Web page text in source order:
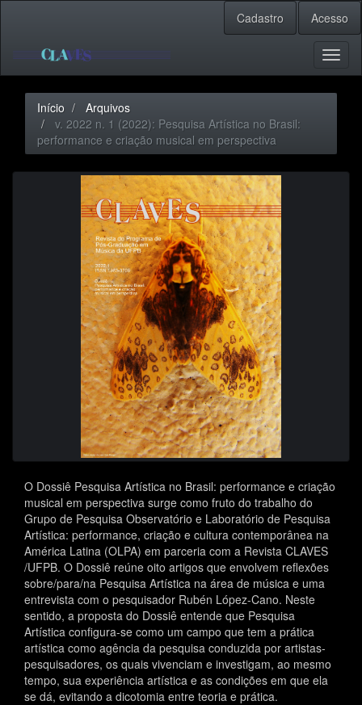
principal
Barra
Cadastro Acesso
Início
Arquivos
v. 2022 n. 1 (2022): Pesquisa Artística no Brasil:
performance e criação musical em perspectiva
O Dossiê Pesquisa Artística no Brasil: performance e criação
musical em perspectiva surge como fruto do trabalho do
Grupo de Pesquisa Observatório e Laboratório de Pesquisa
Artística: performance, criação e cultura contemporânea na
América Latina (OLPA) em parceria com a Revista CLAVES
/UFPB. O Dossiê reúne oito artigos que envolvem reflexões
sobre/para/na Pesquisa Artística na área de música e uma
entrevista com o pesquisador Rubén López-Cano. Neste
sentido, a proposta do Dossiê entende que Pesquisa
Artística configura-se como um campo que tem a prática
artística como agência da pesquisa conduzida por artistas-
pesquisadores, os quais vivenciam e investigam, ao mesmo
tempo, sua experiência artística e as condições em que ela
se dá, evitando a dicotomia entre teoria e prática.